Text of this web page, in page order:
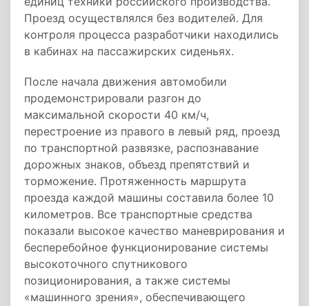
Проезд осуществлялся без водителей. Для
контроля процесса разработчики находились
в кабинах на пассажирских сиденьях.
После начала движения автомобили
продемонстрировали разгон до
максимальной скорости 40 км/ч,
перестроение из правого в левый ряд, проезд
по транспортной развязке, распознавание
дорожных знаков, объезд препятствий и
торможение. Протяженность маршрута
проезда каждой машины составила более 10
километров. Все транспортные средства
показали высокое качество маневрирования и
бесперебойное функционирование системы
высокоточного спутникового
позиционирования, а также системы
«машинного зрения», обеспечивающего